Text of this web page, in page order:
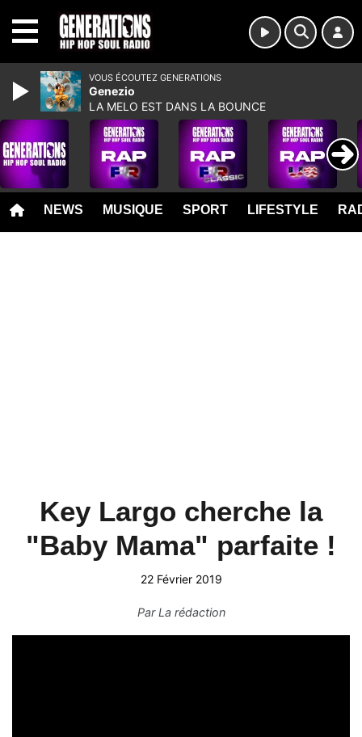
NEWS MUSIQUE SPORT LIFESTYLE
Key Largo cherche la
"Baby Mama" parfaite !
22 Février 2019
ParLa rédaction
VOUS ÉCOUTEZ GENERATIONS
Genezio
LA MELO EST DANS LA BOUNCE